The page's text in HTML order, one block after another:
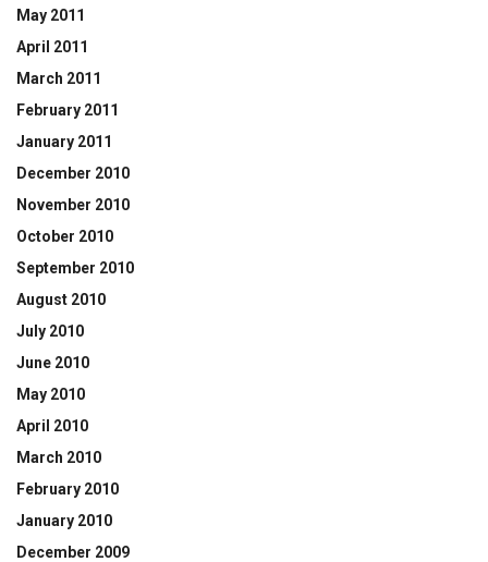
May 2011
April 2011
March 2011
February 2011
January 2011
December 2010
November 2010
October 2010
September 2010
August 2010
July 2010
June 2010
May 2010
April 2010
March 2010
February 2010
January 2010
December 2009